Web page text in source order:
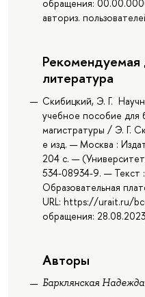
обращения:
авториз.
Рекомендуемая
литература
Скибицкий, Э. Г.
учебное пособие для
магистратуры / Э. Г.
е изд. — Москва :
204 с. —
534-08934-9. —
Образовательная
URL: https://urait.ru/
обращения:
Авторы
Барклянская